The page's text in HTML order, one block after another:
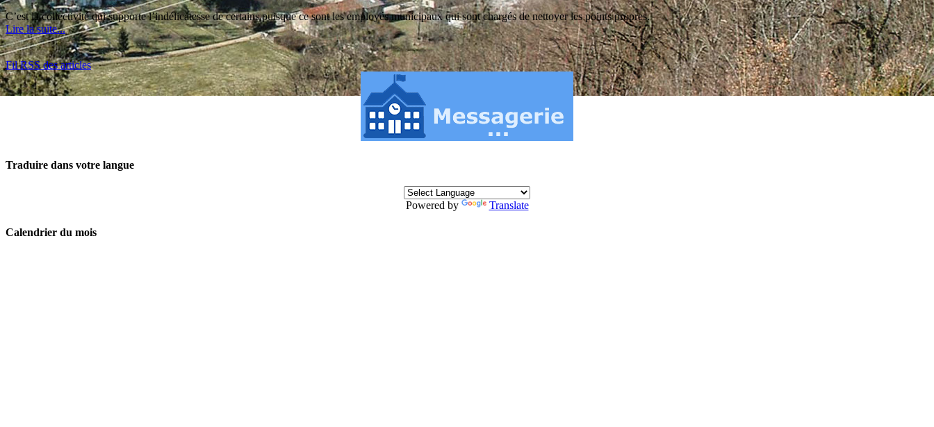
C’est la collectivité qui supporte l’indélicatesse de certains puisque ce sont les employés municipaux qui sont chargés de nettoyer les points propres.
Lire la suite...
Fil RSS des articles
Traduire dans votre langue
Powered by Translate
Calendrier du mois